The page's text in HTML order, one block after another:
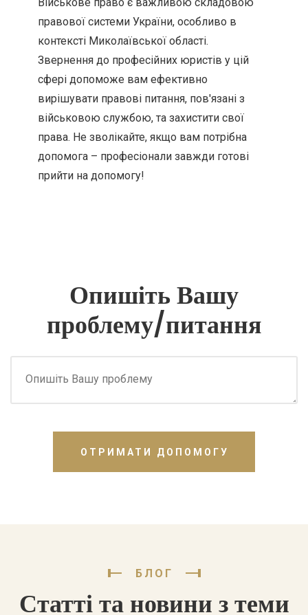
правової системи України, особливо в
контексті Миколаївської області.
Звернення до професійних юристів у цій
сфері допоможе вам ефективно
вирішувати правові питання, пов'язані з
військовою службою, та захистити свої
права. Не зволікайте, якщо вам потрібна
допомога – професіонали завжди готові
прийти на допомогу!
Опишіть Вашу
проблему/питання
ОТРИМАТИ ДОПОМОГУ
БЛОГ
Статті та новини з теми